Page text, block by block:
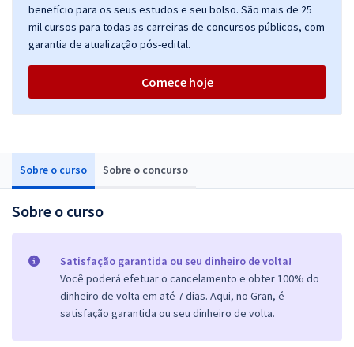
Sobre o curso Sobre o concurso
Sobre o curso
Satisfação garantida ou seu dinheiro de volta!
Você poderá efetuar o cancelamento e obter 100% do
dinheiro de volta em até 7 dias. Aqui, no Gran, é
satisfação garantida ou seu dinheiro de volta.
benefício para os seus estudos e seu bolso. São mais de 25
mil cursos para todas as carreiras de concursos públicos, com
garantia de atualização pós-edital.
Comece hoje